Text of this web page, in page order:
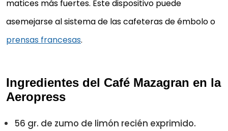
It makes 1 to 4 cups of coffee or espresso
Black
Análisis Comprar YA
matices más fuertes. Este dispositivo puede
asemejarse al sistema de las cafeteras de émbolo o
prensas francesas.
Ingredientes del Café Mazagran en la
Aeropress
56 gr. de zumo de limón recién exprimido.